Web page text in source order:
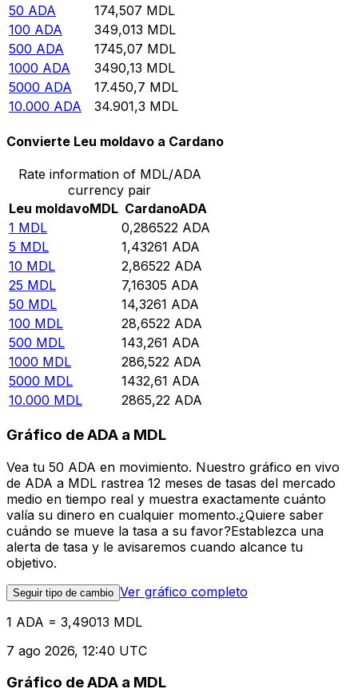
50 ADA 174,507 MDL
100 ADA 349,013 MDL
500 ADA 1745,07 MDL
1000 ADA 3490,13 MDL
5000 ADA 17.450,7 MDL
10.000 ADA 34.901,3 MDL
Convierte Leu moldavo a Cardano
Rate information of MDL/ADA
currency pair
Leu moldavoMDL CardanoADA
1 MDL 0,286522 ADA
5 MDL 1,43261 ADA
10 MDL 2,86522 ADA
25 MDL 7,16305 ADA
50 MDL 14,3261 ADA
100 MDL 28,6522 ADA
500 MDL 143,261 ADA
1000 MDL 286,522 ADA
5000 MDL 1432,61 ADA
10.000 MDL 2865,22 ADA
Gráfico de ADA a MDL
Vea tu 50 ADA en movimiento. Nuestro gráfico en vivo
de ADA a MDL rastrea 12 meses de tasas del mercado
medio en tiempo real y muestra exactamente cuánto
valía su dinero en cualquier momento.¿Quiere saber
cuándo se mueve la tasa a su favor?Establezca una
alerta de tasa y le avisaremos cuando alcance tu
objetivo.
Seguir tipo de cambio Ver gráfico completo
1 ADA = 3,49013 MDL
7 ago 2026, 12:40 UTC
Gráfico de ADA a MDL